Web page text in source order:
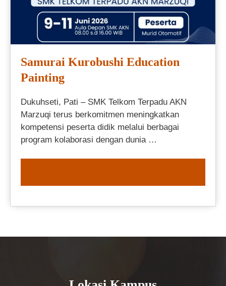
Samurai Kurobushi Education
Painting
Dukuhseti, Pati – SMK Telkom Terpadu AKN
Marzuqi terus berkomitmen meningkatkan
kompetensi peserta didik melalui berbagai
program kolaborasi dengan dunia …